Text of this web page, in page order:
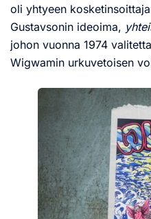
oli yhtyeen
Gustavsonin ideoima,
johon vuonna 1974
Wigwamin urkuvetoisen